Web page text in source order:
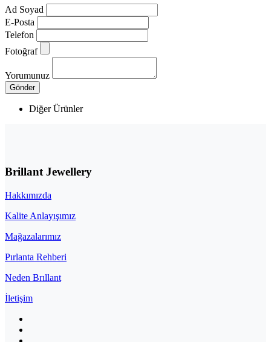
Ad Soyad
E-Posta
Telefon
Fotoğraf
Yorumunuz
Gönder
Diğer Ürünler
Brillant Jewellery
Hakkımızda
Kalite Anlayışımız
Mağazalarımız
Pırlanta Rehberi
Neden Brıllant
İletişim